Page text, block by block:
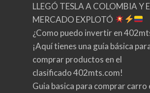
LLEGÓ TESLA A COLOMBIA Y
MERCADO EXPLOTÓ
¿Como puedo invertir en
¡Aquí tienes una guía básica
comprar productos en el
clasificado 402mts.com!
Guia basica para comprar carro